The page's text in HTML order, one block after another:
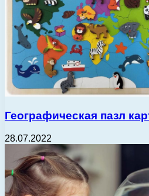
Географическая пазл
28.07.2022